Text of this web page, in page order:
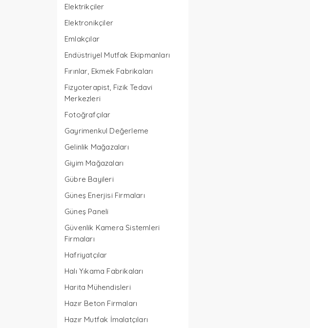
Elektrikçiler
Elektronikçiler
Emlakçılar
Endüstriyel Mutfak Ekipmanları
Fırınlar, Ekmek Fabrikaları
Fizyoterapist, Fizik Tedavi
Merkezleri
Fotoğrafçılar
Gayrimenkul Değerleme
Gelinlik Mağazaları
Giyim Mağazaları
Gübre Bayileri
Güneş Enerjisi Firmaları
Güneş Paneli
Güvenlik Kamera Sistemleri
Firmaları
Hafriyatçılar
Halı Yıkama Fabrikaları
Harita Mühendisleri
Hazır Beton Firmaları
Hazır Mutfak İmalatçıları